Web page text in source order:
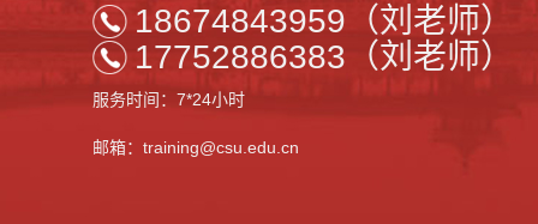
18674843959（刘老师）
17752886383（刘老师）
服务时间：7*24小时
邮箱：training@csu.edu.cn